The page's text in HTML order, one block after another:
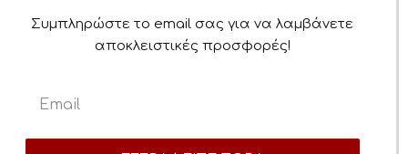
Συμπληρώστε το email σας για να λαμβάνετε
αποκλειστικές προσφορές!